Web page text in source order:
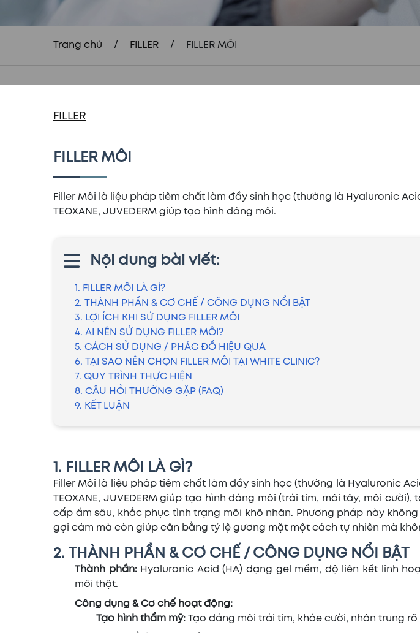
Trang chủ / FILLER / FILLER MÔI
FILLER
FILLER MÔI
Filler Môi là liệu pháp tiêm chất làm đầy sinh học (thường là Hyaluronic
TEOXANE, JUVEDERM giúp tạo hình dáng môi.
Nội dung bài viết:
1. FILLER MÔI LÀ GÌ?
2. THÀNH PHẦN & CƠ CHẾ / CÔNG DỤNG NỔI BẬT
3. LỢI ÍCH KHI SỬ DỤNG FILLER MÔI
4. AI NÊN SỬ DỤNG FILLER MÔI?
5. CÁCH SỬ DỤNG / PHÁC ĐỒ HIỆU QUẢ
6. TẠI SAO NÊN CHỌN FILLER MÔI TẠI WHITE CLINIC?
7. QUY TRÌNH THỰC HIỆN
8. CÂU HỎI THƯỜNG GẶP (FAQ)
9. KẾT LUẬN
1. FILLER MÔI LÀ GÌ?
Filler Môi là liệu pháp tiêm chất làm đầy sinh học (thường là Hyaluronic
TEOXANE, JUVEDERM giúp tạo hình dáng môi (trái tim, môi tây, môi
cấp ẩm sâu, khắc phục tình trạng môi khô nhăn. Phương pháp này
gợi cảm mà còn giúp cân bằng tỷ lệ gương mặt một cách tự nhiên mà
2. THÀNH PHẦN & CƠ CHẾ / CÔNG DỤNG NỔI BẬT
Thành phần: Hyaluronic Acid (HA) dạng gel mềm, độ liên kết linh
môi thật.
Công dụng & Cơ chế hoạt động:
Tạo hình thẩm mỹ: Tạo dáng môi trái tim, khóe cười, nhân trung